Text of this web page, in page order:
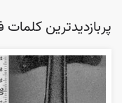
پربازدیدترین